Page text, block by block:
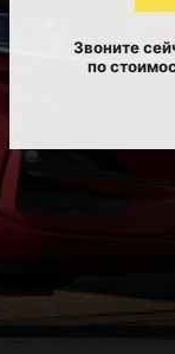
Звоните
по